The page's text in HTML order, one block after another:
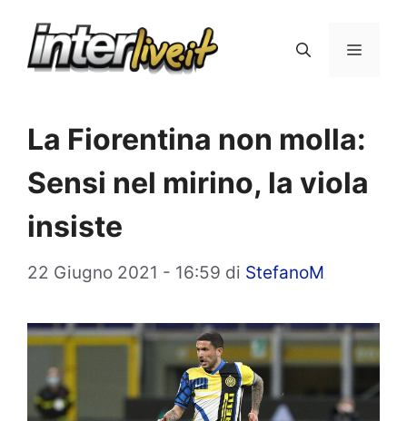
Menu
La Fiorentina non molla:
Sensi nel mirino, la viola
insiste
22 Giugno 2021 - 16:59 di StefanoM